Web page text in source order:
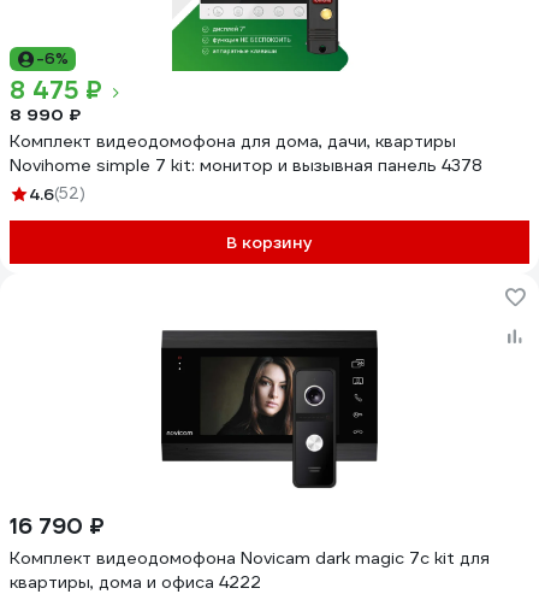
-6%
8 475 ₽
8 990 ₽
Комплект видеодомофона для дома, дачи, квартиры
Novihome simple 7 kit: монитор и вызывная панель 4378
4.6(52)
В корзину
16 790 ₽
Комплект видеодомофона Novicam dark magic 7c kit для
квартиры, дома и офиса 4222